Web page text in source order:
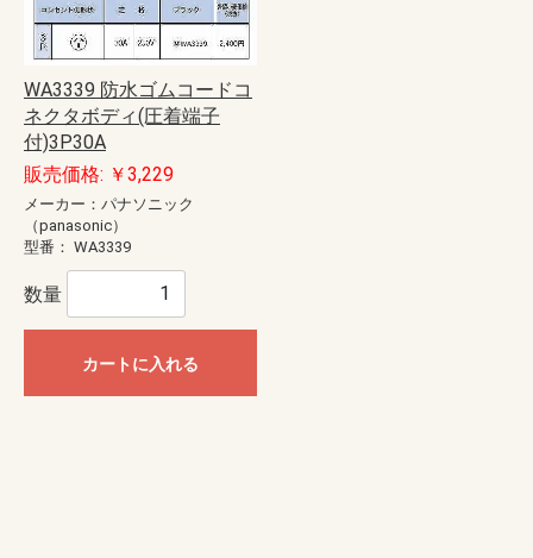
WA3339 防水ゴムコードコ
ネクタボディ(圧着端子
付)3P30A
販売価格: ￥3,229
メーカー：パナソニック
（panasonic）
型番： WA3339
数量
カートに入れる